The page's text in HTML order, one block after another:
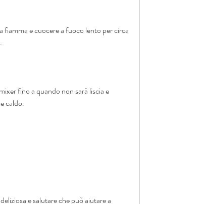
fiamma e cuocere a fuoco lento per circa
fino a quando non sarà liscia e
caldo.
e salutare che può aiutare a